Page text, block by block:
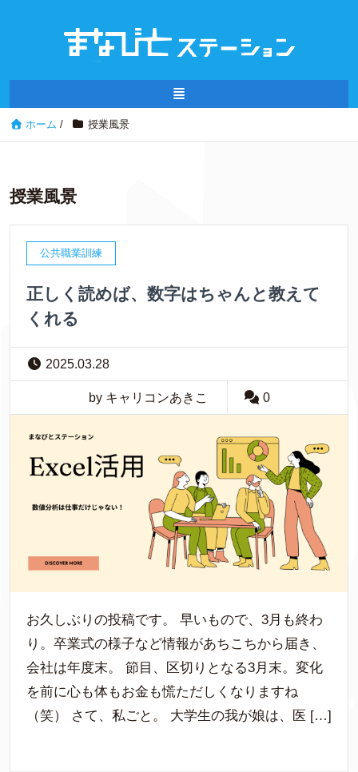
ホーム / 授業風景
授業風景
公共職業訓練
正しく読めば、数字はちゃんと教えて
くれる
2025.03.28
by キャリコンあきこ 0
お久しぶりの投稿です。 早いもので、3月も終わ
り。卒業式の様子など情報があちこちから届き、
会社は年度末。 節目、区切りとなる3月末。変化
を前に心も体もお金も慌ただしくなりますね
（笑） さて、私ごと。 大学生の我が娘は、医 […]